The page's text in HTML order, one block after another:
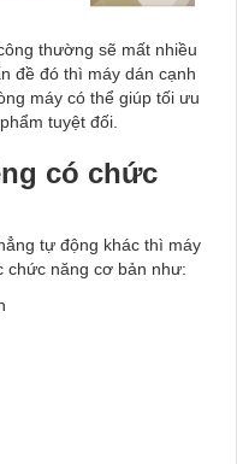
thường sẽ mất nhiều
đề đó thì máy dán cạnh
máy có thể giúp tối ưu
tuyệt đối.
có chức
tự động khác thì máy
chức năng cơ bản như: